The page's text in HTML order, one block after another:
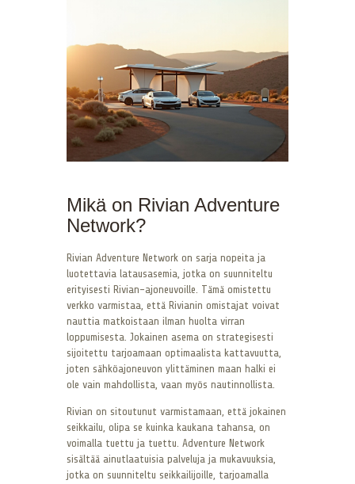
Mikä on Rivian Adventure
Network?
Rivian Adventure Network on sarja nopeita ja
luotettavia latausasemia, jotka on suunniteltu
erityisesti Rivian-ajoneuvoille. Tämä omistettu
verkko varmistaa, että Rivianin omistajat voivat
nauttia matkoistaan ilman huolta virran
loppumisesta. Jokainen asema on strategisesti
sijoitettu tarjoamaan optimaalista kattavuutta,
joten sähköajoneuvon ylittäminen maan halki ei
ole vain mahdollista, vaan myös nautinnollista.
Rivian on sitoutunut varmistamaan, että jokainen
seikkailu, olipa se kuinka kaukana tahansa, on
voimalla tuettu ja tuettu. Adventure Network
sisältää ainutlaatuisia palveluja ja mukavuuksia,
jotka on suunniteltu seikkailijoille, tarjoamalla